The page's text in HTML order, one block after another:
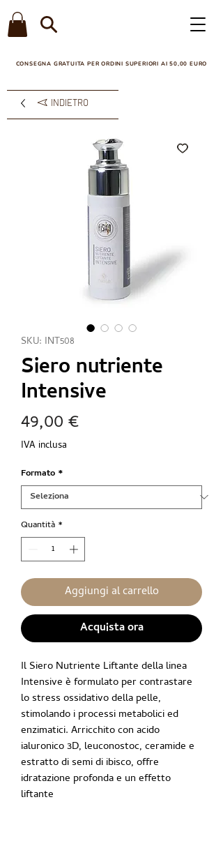
CONSEGNA GRATUITA PER ORDINI SUPERIORI AI 50,00 EURO​
SKU: INT508
Siero nutriente
Intensive
49,00 €
IVA inclusa
Formato *
Quantità *
Aggiungi al carrello
Acquista ora
Il Siero Nutriente Liftante della linea
Intensive è formulato per contrastare
lo stress ossidativo della pelle,
stimolando i processi metabolici ed
enzimatici. Arricchito con acido
ialuronico 3D, leuconostoc, ceramide e
estratto di semi di ibisco, offre
idratazione profonda e un effetto
liftante
INDIETRO